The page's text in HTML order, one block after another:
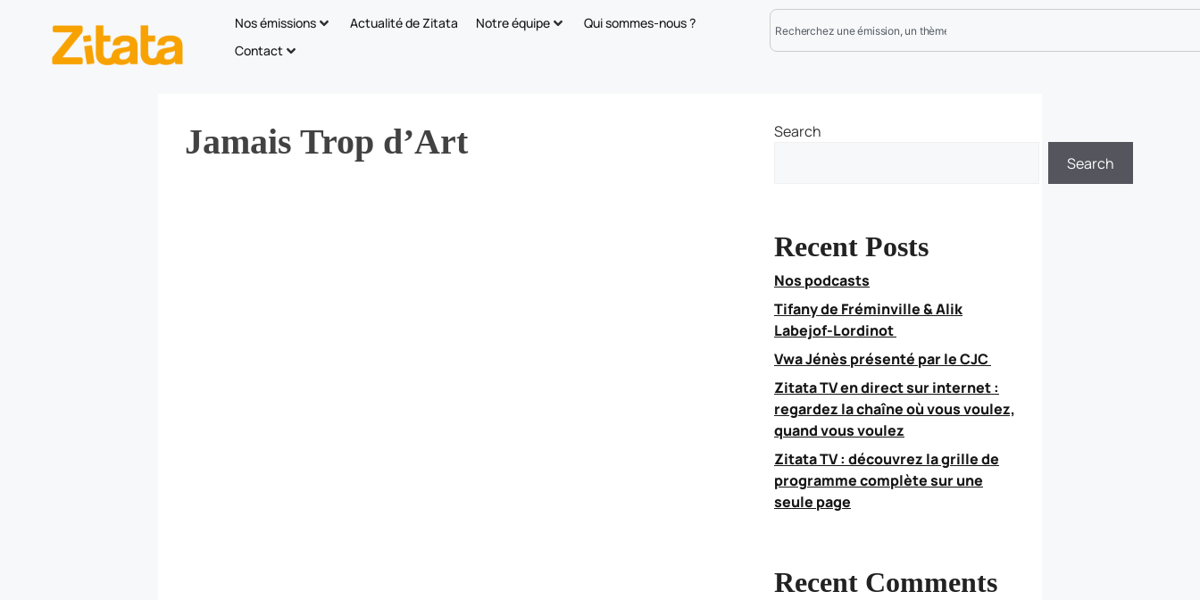
Nos émissions Actualité de Zitata Notre équipe
Qui sommes-nous ?
Contact
Jamais Trop d’Art
Search
Search
Recent Posts
Nos podcasts
Tifany de Fréminville & Alik
Labejof-Lordinot
Vwa Jénès présenté par le CJC
Zitata TV en direct sur internet :
regardez la chaîne où vous voulez,
quand vous voulez
Zitata TV : découvrez la grille de
programme complète sur une
seule page
Recent Comments